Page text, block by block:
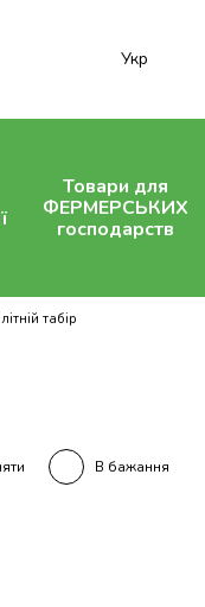
Укр
Товари для
ФЕРМЕРСЬКИХ
господарств
табір
В бажання